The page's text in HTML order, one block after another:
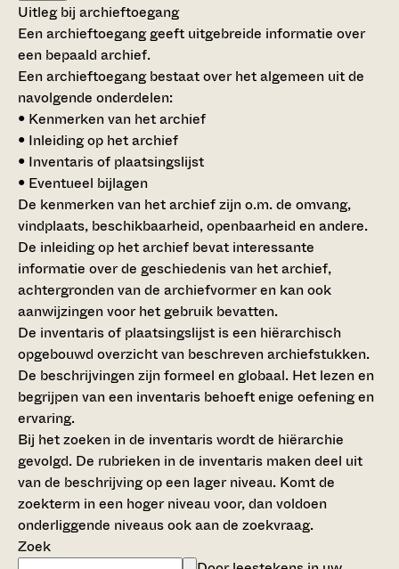
Uitleg bij archieftoegang
Een archieftoegang geeft uitgebreide informatie over
een bepaald archief.
Een archieftoegang bestaat over het algemeen uit de
navolgende onderdelen:
• Kenmerken van het archief
• Inleiding op het archief
• Inventaris of plaatsingslijst
• Eventueel bijlagen
De kenmerken van het archief zijn o.m. de omvang,
vindplaats, beschikbaarheid, openbaarheid en andere.
De inleiding op het archief bevat interessante
informatie over de geschiedenis van het archief,
achtergronden van de archiefvormer en kan ook
aanwijzingen voor het gebruik bevatten.
De inventaris of plaatsingslijst is een hiërarchisch
opgebouwd overzicht van beschreven archiefstukken.
De beschrijvingen zijn formeel en globaal. Het lezen en
begrijpen van een inventaris behoeft enige oefening en
ervaring.
Bij het zoeken in de inventaris wordt de hiërarchie
gevolgd. De rubrieken in de inventaris maken deel uit
van de beschrijving op een lager niveau. Komt de
zoekterm in een hoger niveau voor, dan voldoen
onderliggende niveaus ook aan de zoekvraag.
Zoek